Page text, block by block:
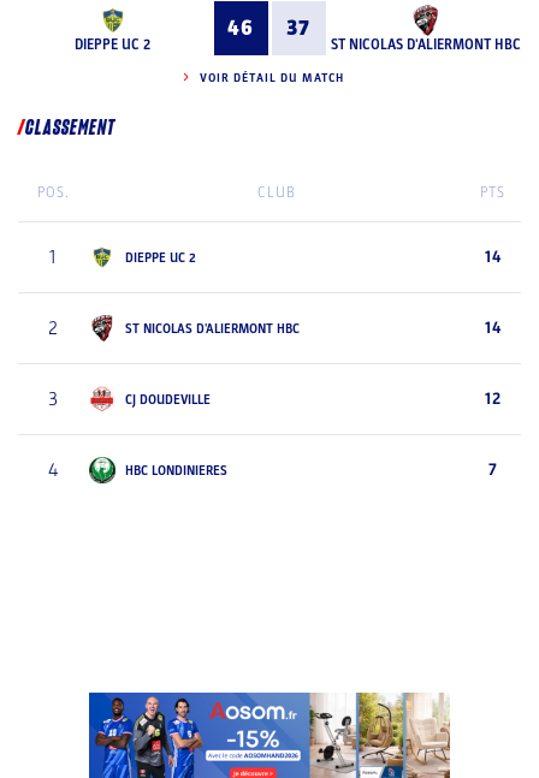
DIEPPE UC 2
46 37
ST NICOLAS D'ALIERMONT HBC
VOIR DÉTAIL DU MATCH
CLASSEMENT
POS. CLUB PTS
1 DIEPPE UC 2 14
2 ST NICOLAS D'ALIERMONT HBC 14
3 CJ DOUDEVILLE 12
4 HBC LONDINIERES 7